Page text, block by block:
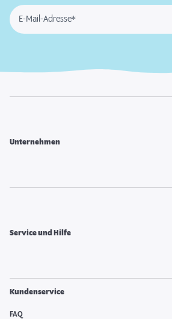
E-Mail-Adresse*
Unternehmen
Service und Hilfe
Kundenservice
FAQ